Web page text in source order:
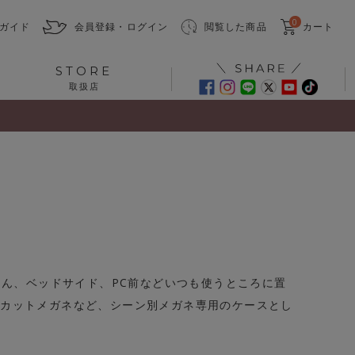
イド 会員登録・ログイン 閲覧した商品 0 カート
STORE
取扱店
、ベッドサイド、PC前などいつも使うところに置
ットメガネなど、シーン別メガネ専用のケースとし